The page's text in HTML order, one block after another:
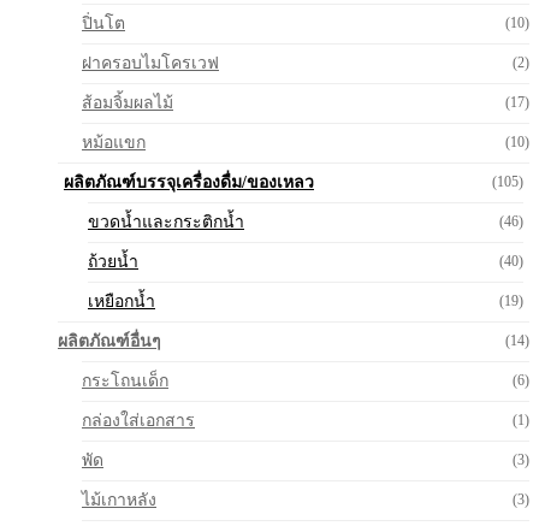
ปิ่นโต (10)
ฝาครอบไมโครเวฟ (2)
ส้อมจิ้มผลไม้ (17)
หม้อแขก (10)
ผลิตภัณฑ์บรรจุเครื่องดื่ม/ของเหลว (105)
ขวดน้ำและกระติกน้ำ (46)
ถ้วยน้ำ (40)
เหยือกน้ำ (19)
ผลิตภัณฑ์อื่นๆ (14)
กระโถนเด็ก (6)
กล่องใส่เอกสาร (1)
พัด (3)
ไม้เกาหลัง (3)